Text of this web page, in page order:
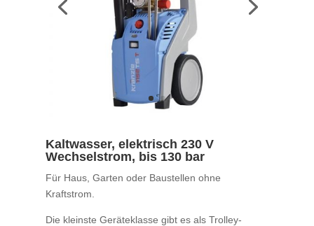
Kaltwasser, elektrisch 230 V
Wechselstrom, bis 130 bar
Für Haus, Garten oder Baustellen ohne
Kraftstrom.
Die kleinste Geräteklasse gibt es als Trolley-